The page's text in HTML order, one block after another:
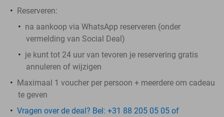
Reserveren:
na aankoop via WhatsApp reserveren (onder
vermelding van Social Deal)
je kunt tot 24 uur van tevoren je reservering gratis
annuleren of wijzigen
Maximaal 1 voucher per persoon + meerdere om cadeau
te geven
Vragen over de deal? Bel: +31 88 205 05 05 of